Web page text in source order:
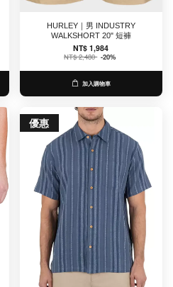
HURLEY｜男 INDUSTRY
WALKSHORT 20" 短褲
NT$ 1,984
NT$ 2,480 -20%
加入購物車
優惠